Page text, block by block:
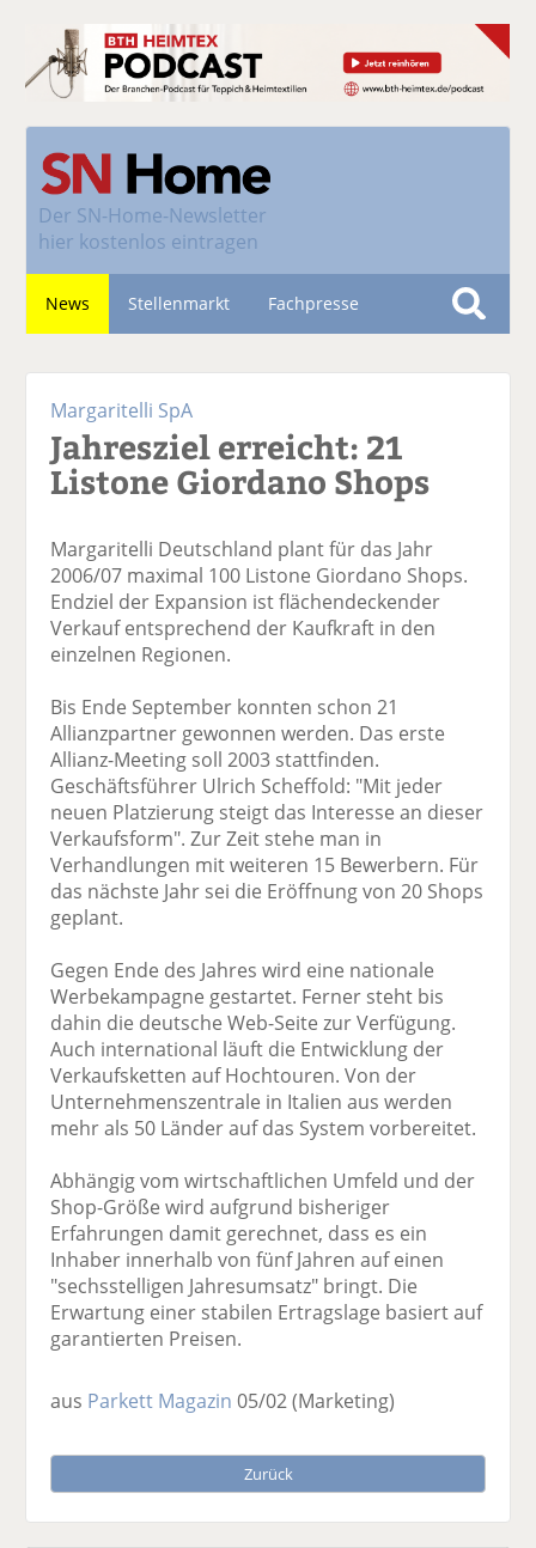
Der SN-Home-Newsletter
hier kostenlos eintragen
News Stellenmarkt Fachpresse
S
Margaritelli SpA
Jahresziel erreicht: 21
Listone Giordano Shops
Margaritelli Deutschland plant für das Jahr
2006/07 maximal 100 Listone Giordano Shops.
Endziel der Expansion ist flächendeckender
Verkauf entsprechend der Kaufkraft in den
einzelnen Regionen.
Bis Ende September konnten schon 21
Allianzpartner gewonnen werden. Das erste
Allianz-Meeting soll 2003 stattfinden.
Geschäftsführer Ulrich Scheffold: "Mit jeder
neuen Platzierung steigt das Interesse an dieser
Verkaufsform". Zur Zeit stehe man in
Verhandlungen mit weiteren 15 Bewerbern. Für
das nächste Jahr sei die Eröffnung von 20 Shops
geplant.
Gegen Ende des Jahres wird eine nationale
Werbekampagne gestartet. Ferner steht bis
dahin die deutsche Web-Seite zur Verfügung.
Auch international läuft die Entwicklung der
Verkaufsketten auf Hochtouren. Von der
Unternehmenszentrale in Italien aus werden
mehr als 50 Länder auf das System vorbereitet.
Abhängig vom wirtschaftlichen Umfeld und der
Shop-Größe wird aufgrund bisheriger
Erfahrungen damit gerechnet, dass es ein
Inhaber innerhalb von fünf Jahren auf einen
"sechsstelligen Jahresumsatz" bringt. Die
Erwartung einer stabilen Ertragslage basiert auf
garantierten Preisen.
aus Parkett Magazin 05/02(Marketing)
Zurück